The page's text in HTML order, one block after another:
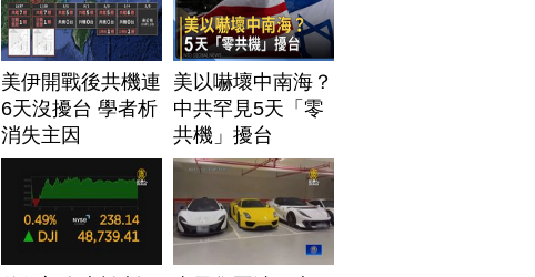
美伊開戰後共機連
6天沒擾台 學者析
消失主因
美以嚇壞中南海？
中共罕見5天「零
共機」擾台